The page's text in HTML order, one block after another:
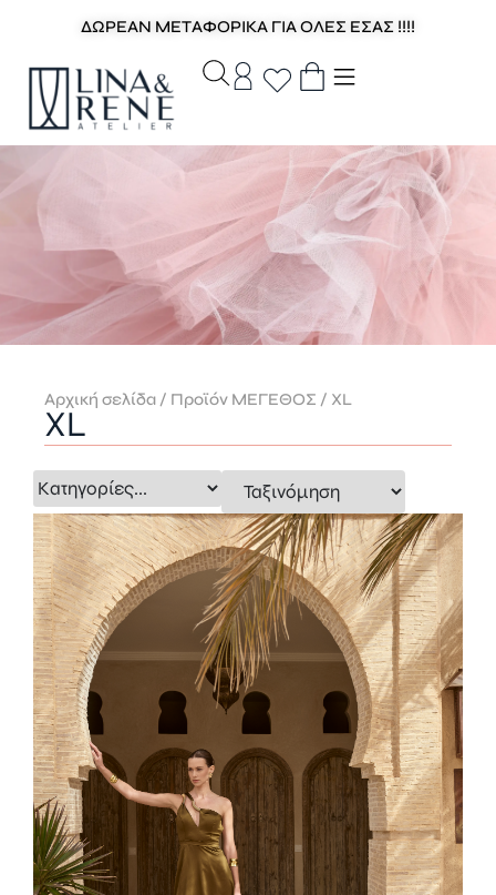
ΔΩΡΕΑΝ ΜΕΤΑΦΟΡΙΚΑ ΓΙΑ ΟΛΕΣ ΕΣΑΣ !!!!
Αρχική σελίδα / Προϊόν ΜΕΓΕΘΟΣ / XL
XL